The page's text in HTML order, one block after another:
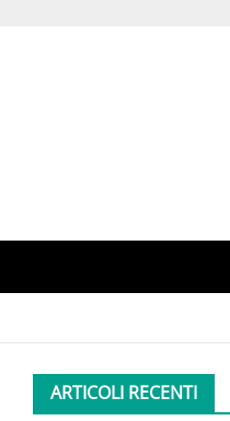
ARTICOLI RECENTI